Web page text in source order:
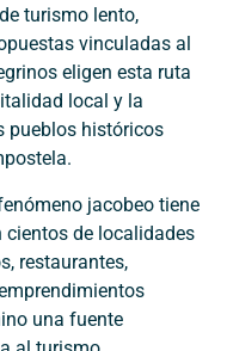
turismo lento,
vinculadas al
eligen esta ruta
local y la
pueblos históricos
jacobeo tiene
de localidades
restaurantes,
una fuente